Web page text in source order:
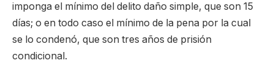
imponga el mínimo del delito daño simple, que son 15
días; o en todo caso el mínimo de la pena por la cual
se lo condenó, que son tres años de prisión
condicional.